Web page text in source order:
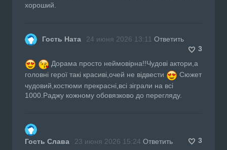
хороший.
Гость Ната 24 июня 2026 13:11 Ответить
3
Дорама просто неймовірна!!Чудові актори,а
головні герої такі красиві,очей не відвести
Сюжет
чудовий,костюми прекрасні,всі зіграли на всі
1000.Раджу кожному обовязково до перегляду.
Гость Слава 23 июня 2026 15:24 Ответить
3